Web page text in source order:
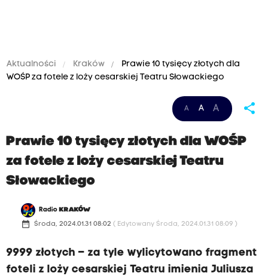
Aktualności Kraków
Prawie 10 tysięcy złotych dla
WOŚP za fotele z loży cesarskiej Teatru Słowackiego
A A A share
Prawie 10 tysięcy złotych dla WOŚP
za fotele z loży cesarskiej Teatru
Słowackiego
Radio KRAKÓW
date_range Środa, 2024.01.31 08:02 ( Edytowany Środa, 2024.01.31 08:09 )
9999 złotych – za tyle wylicytowano fragment
foteli z loży cesarskiej Teatru imienia Juliusza